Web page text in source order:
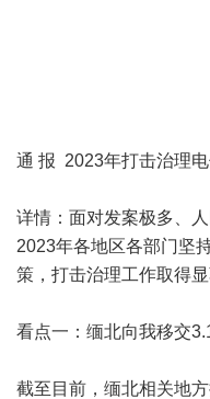
通 报 2023年打击治理
详情：面对发案极多、
2023年各地区各部门坚
策，打击治理工作取得显
看点一：缅北向我移交
截至目前，缅北相关地